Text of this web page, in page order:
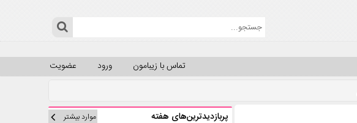
عضویت ورود تماس با زیبامون
پربازدیدترین‌های هفته موارد بیشتر